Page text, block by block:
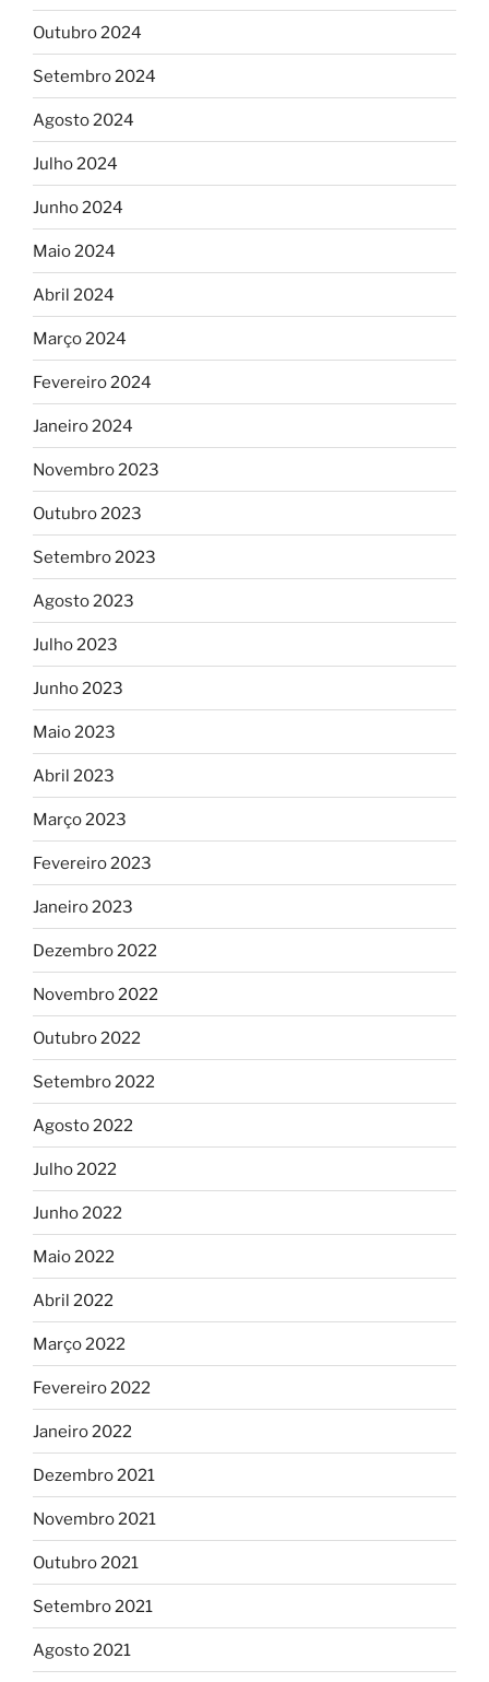
Outubro 2024
Setembro 2024
Agosto 2024
Julho 2024
Junho 2024
Maio 2024
Abril 2024
Março 2024
Fevereiro 2024
Janeiro 2024
Novembro 2023
Outubro 2023
Setembro 2023
Agosto 2023
Julho 2023
Junho 2023
Maio 2023
Abril 2023
Março 2023
Fevereiro 2023
Janeiro 2023
Dezembro 2022
Novembro 2022
Outubro 2022
Setembro 2022
Agosto 2022
Julho 2022
Junho 2022
Maio 2022
Abril 2022
Março 2022
Fevereiro 2022
Janeiro 2022
Dezembro 2021
Novembro 2021
Outubro 2021
Setembro 2021
Agosto 2021